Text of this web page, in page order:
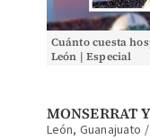
Cuánto cuesta
León | Especial
MONSERRAT
León, Guanajuato